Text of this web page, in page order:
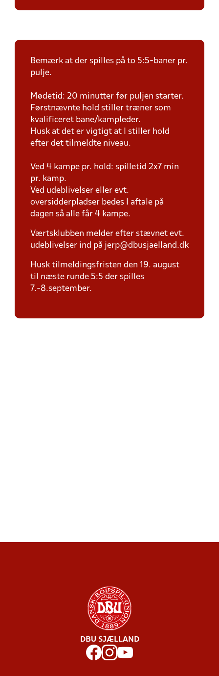
Bemærk at der spilles på to 5:5-baner pr.
pulje.
Mødetid: 20 minutter før puljen starter.
Førstnævnte hold stiller træner som
kvalificeret bane/kampleder.
Husk at det er vigtigt at I stiller hold
efter det tilmeldte niveau.
Ved 4 kampe pr. hold: spilletid 2x7 min
pr. kamp.
Ved udeblivelser eller evt.
oversidderpladser bedes I aftale på
dagen så alle får 4 kampe.
Værtsklubben melder efter stævnet evt.
udeblivelser ind på jerp@dbusjaelland.dk
Husk tilmeldingsfristen den 19. august
til næste runde 5:5 der spilles
7.-8.september.
DBU SJÆLLAND